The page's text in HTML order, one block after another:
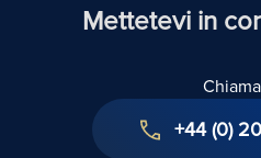
Mettetevi in
+44 (0)